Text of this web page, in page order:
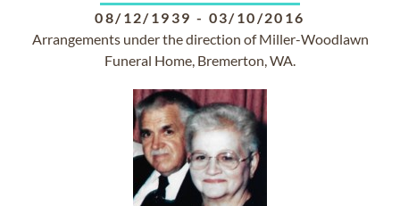
08/12/1939 - 03/10/2016
Arrangements under the direction of Miller-Woodlawn
Funeral Home, Bremerton, WA.